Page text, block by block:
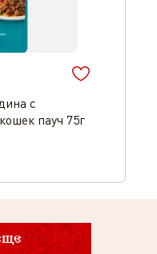
с
пауч 75г